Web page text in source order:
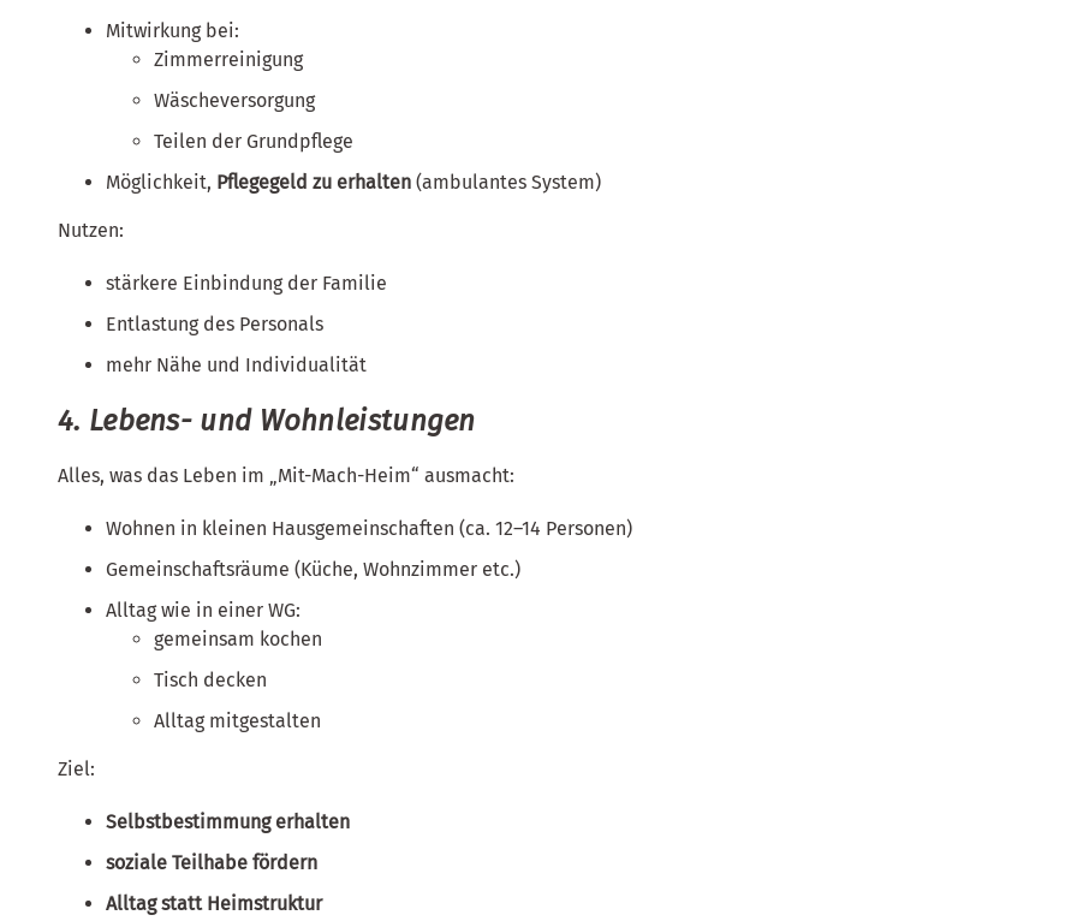
Mitwirkung bei:
Zimmerreinigung
Wäscheversorgung
Teilen der Grundpflege
Möglichkeit, Pflegegeld zu erhalten (ambulantes System)
Nutzen:
stärkere Einbindung der Familie
Entlastung des Personals
mehr Nähe und Individualität
4. Lebens- und Wohnleistungen
Alles, was das Leben im „Mit-Mach-Heim“ ausmacht:
Wohnen in kleinen Hausgemeinschaften (ca. 12–14 Personen)
Gemeinschaftsräume (Küche, Wohnzimmer etc.)
Alltag wie in einer WG:
gemeinsam kochen
Tisch decken
Alltag mitgestalten
Ziel:
Selbstbestimmung erhalten
soziale Teilhabe fördern
Alltag statt Heimstruktur